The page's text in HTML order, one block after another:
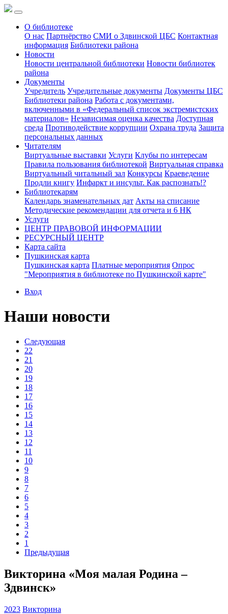
О библиотеке
О нас Партнёрство СМИ о Здвинской ЦБС Контактная
информация Библиотеки района
Новости
Новости центральной библиотеки Новости библиотек
района
Документы
Учредитель Учредительные документы Документы ЦБС
Библиотеки района Работа с документами,
включенными в «Федеральный список экстремистских
материалов» Независимая оценка качества Доступная
среда Противодействие коррупции Охрана труда Защита
персональных данных
Читателям
Виртуальные выставки Услуги Клубы по интересам
Правила пользования библиотекой Виртуальная справка
Виртуальный читальный зал Конкурсы Краеведение
Продли книгу Инфаркт и инсульт. Как распознать!?
Библиотекарям
Календарь знаменательных дат Акты на списание
Методические рекомендации для отчета и 6 НК
Услуги
ЦЕНТР ПРАВОВОЙ ИНФОРМАЦИИ
РЕСУРСНЫЙ ЦЕНТР
Карта сайта
Пушкинская карта
Пушкинская карта Платные мероприятия Опрос
"Мероприятия в библиотеке по Пушкинской карте"
Вход
Наши новости
Следующая
22
21
20
19
18
17
16
15
14
13
12
11
10
9
8
7
6
5
4
3
2
1
Предыдущая
Викторина «Моя малая Родина –
Здвинск»
2023 Викторина